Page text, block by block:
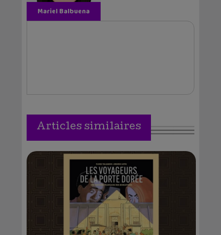
Mariel Balbuena
Articles similaires